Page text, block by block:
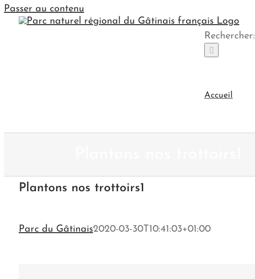
Passer au contenu
Rechercher:
Accueil
Plantons nos trottoirs1
Parc du Gâtinais2020-03-30T10:41:03+01:00